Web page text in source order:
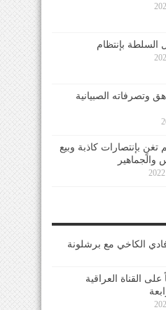
السلطة بإنتظام
وتصرفاته الصبيانية
تغنٍ بإنتصارات كاذبة وبيع
والجماهير
الكاخي مع برشلونة
على القناة العراقية